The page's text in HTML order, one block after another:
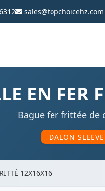
sales@topchoicehz.com
EN FER
Bague fer frittée de
DALON
12X16X16